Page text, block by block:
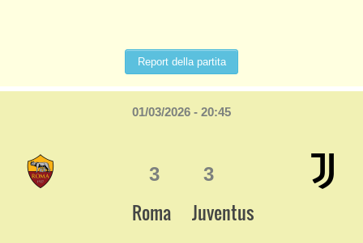
Report della partita
01/03/2026 - 20:45
3
Roma
3
Juventus